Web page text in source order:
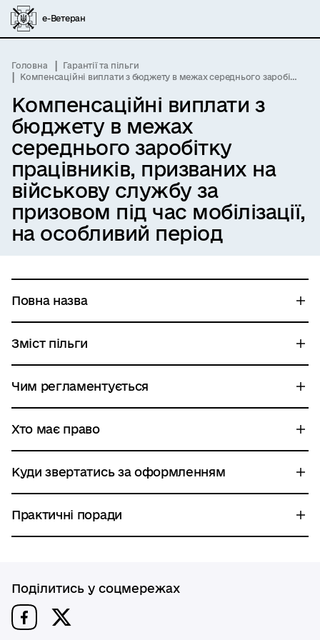
е-Ветеран
Головна
Гарантії та пільги
Компенсаційні виплати з бюджету в межах середнього заробітку працівників, призваних на військову службу за призовом під час мобілізації, на особливий період
Компенсаційні виплати з
бюджету в межах
середнього заробітку
працівників, призваних на
військову службу за
призовом під час мобілізації,
на особливий період
Повна назва
Зміст пільги
Чим регламентується
Хто має право
Куди звертатись за оформленням
Практичні поради
Поділитись у соцмережах